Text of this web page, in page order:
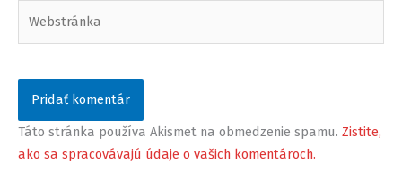
Táto stránka používa Akismet na obmedzenie spamu. Zistite,
ako sa spracovávajú údaje o vašich komentároch.